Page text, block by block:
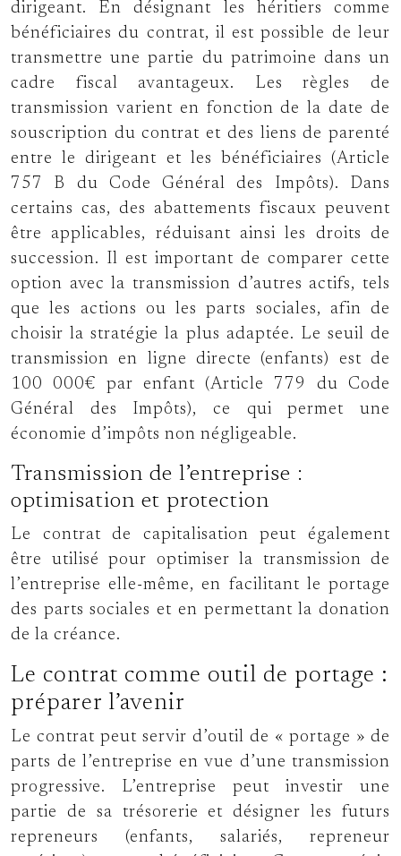
dirigeant. En désignant les héritiers comme
bénéficiaires du contrat, il est possible de leur
transmettre une partie du patrimoine dans un
cadre fiscal avantageux. Les règles de
transmission varient en fonction de la date de
souscription du contrat et des liens de parenté
entre le dirigeant et les bénéficiaires (Article
757 B du Code Général des Impôts). Dans
certains cas, des abattements fiscaux peuvent
être applicables, réduisant ainsi les droits de
succession. Il est important de comparer cette
option avec la transmission d’autres actifs, tels
que les actions ou les parts sociales, afin de
choisir la stratégie la plus adaptée. Le seuil de
transmission en ligne directe (enfants) est de
100 000€ par enfant (Article 779 du Code
Général des Impôts), ce qui permet une
économie d’impôts non négligeable.
Transmission de l’entreprise :
optimisation et protection
Le contrat de capitalisation peut également
être utilisé pour optimiser la transmission de
l’entreprise elle-même, en facilitant le portage
des parts sociales et en permettant la donation
de la créance.
Le contrat comme outil de portage :
préparer l’avenir
Le contrat peut servir d’outil de « portage » de
parts de l’entreprise en vue d’une transmission
progressive. L’entreprise peut investir une
partie de sa trésorerie et désigner les futurs
repreneurs (enfants, salariés, repreneur